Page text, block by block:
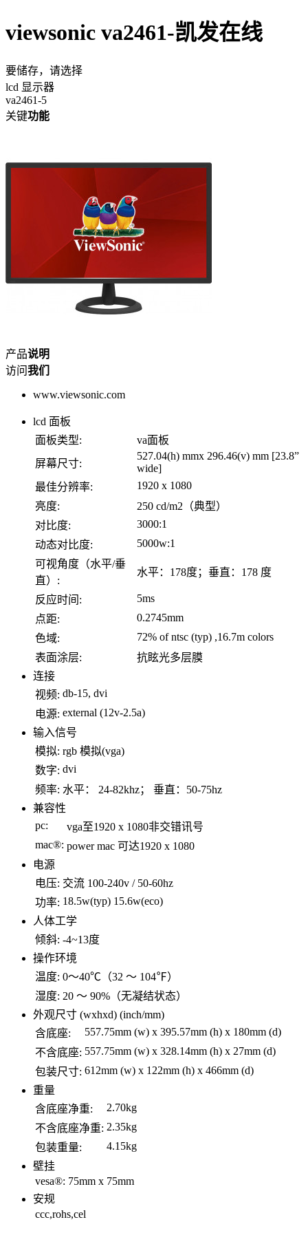
viewsonic va2461-凯发在线
要储存，请选择
lcd 显示器
va2461-5
关键功能
产品说明
访问我们
www.viewsonic.com
lcd 面板
面板类型:
va面板
屏幕尺寸:
527.04(h) mmx 296.46(v) mm [23.8”
wide]
最佳分辨率:
1920 x 1080
亮度:
250 cd/m2（典型）
对比度:
3000:1
动态对比度:
5000w:1
可视角度（水平/垂
直）:
水平：178度；垂直：178 度
反应时间:
5ms
点距:
0.2745mm
色域:
72% of ntsc (typ) ,16.7m colors
表面涂层:
抗眩光多层膜
连接
视频: db-15, dvi
电源: external (12v-2.5a)
输入信号
模拟: rgb 模拟(vga)
数字: dvi
频率: 水平： 24-82khz； 垂直：50-75hz
兼容性
pc:
vga至1920 x 1080非交错讯号
mac®: power mac 可达1920 x 1080
电源
电压: 交流 100-240v / 50-60hz
功率: 18.5w(typ) 15.6w(eco)
人体工学
倾斜: -4~13度
操作环境
温度: 0～40℃（32 ～ 104℉）
湿度: 20 ～ 90%（无凝结状态）
外观尺寸 (wxhxd) (inch/mm)
含底座:
557.75mm (w) x 395.57mm (h) x 180mm (d)
不含底座: 557.75mm (w) x 328.14mm (h) x 27mm (d)
包装尺寸: 612mm (w) x 122mm (h) x 466mm (d)
重量
含底座净重:
2.70kg
不含底座净重: 2.35kg
包装重量:
4.15kg
壁挂
vesa®: 75mm x 75mm
安规
ccc,rohs,cel